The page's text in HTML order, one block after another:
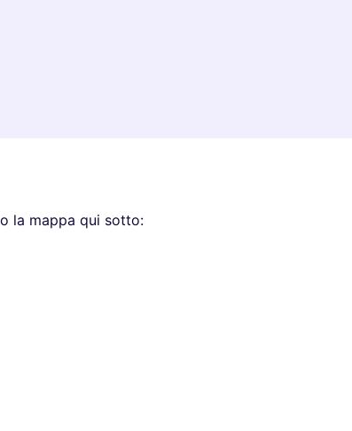
la mappa qui sotto: